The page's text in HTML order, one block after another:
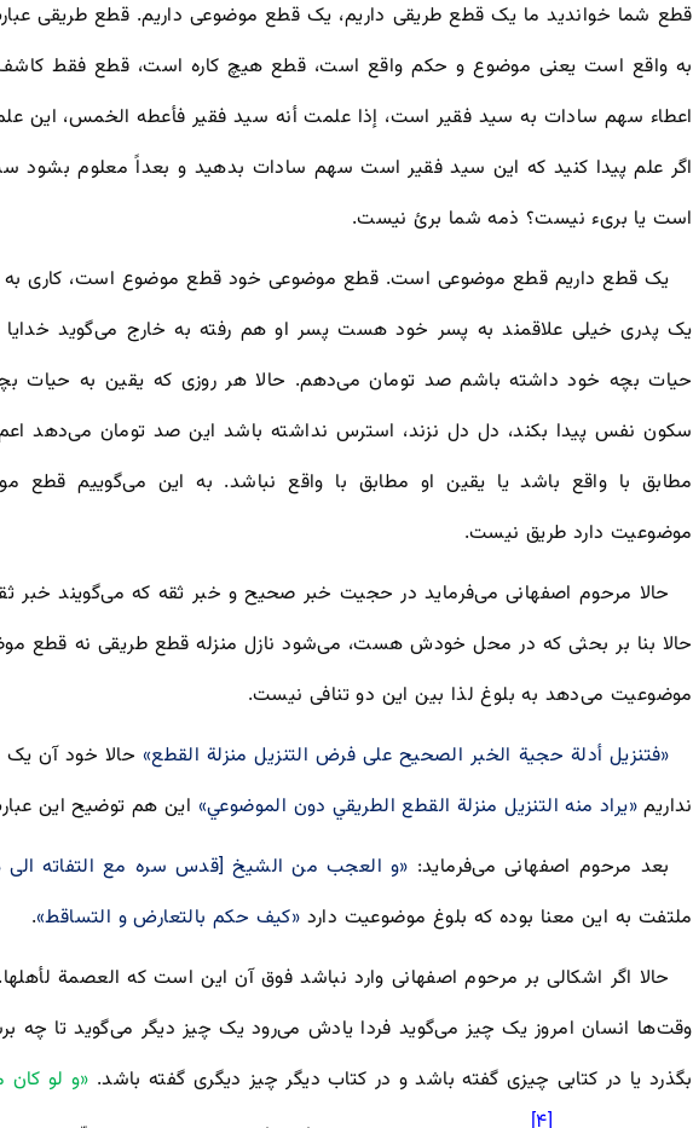
قطع شما خواندید ما یک قطع طریقی داریم، یک قطع موضوعی داریم. قطع طریقی
به واقع است یعنی موضوع و حکم واقع است، قطع هیچ کاره است، قطع فقط
اعطاء سهم سادات به سید فقیر است، إذا علمت أنه سید فقیر فأعطه الخمس، این
اگر علم پیدا کنید که این سید فقیر است سهم سادات بدهید و بعداً معلوم بشود
است یا بریء نیست؟ ذمه شما برئ نیست.
یک قطع داریم قطع موضوعی است. قطع موضوعی خود قطع موضوع است، کاری به
یک پدری خیلی علاقمند به پسر خود هست پسر او هم رفته به خارج می‌گوید
حیات بچه خود داشته باشم صد تومان می‌دهم. حالا هر روزی که یقین به حیات
سکون نفس پیدا بکند، دل دل نزند، استرس نداشته باشد این صد تومان می‌دهد اعم
مطابق با واقع باشد یا یقین او مطابق با واقع نباشد. به این می‌گوییم قطع
موضوعیت دارد طریق نیست.
حالا مرحوم اصفهانی می‌فرماید در حجیت خبر صحیح و خبر ثقه که می‌گویند خبر
حالا بنا بر بحثی که در محل خودش هست، می‌شود نازل منزله قطع طریقی نه قطع
موضوعیت می‌دهد به بلوغ لذا بین این دو تنافی نیست.
«فتنزيل أدلة حجية الخبر الصحيح على فرض التنزيل منزلة القطع» حالا خود آن
نداریم«يراد منه التنزيل منزلة القطع الطريقي دون الموضوعي» این هم توضیح این
بعد مرحوم اصفهانی می‌فرماید: «و العجب من الشیخ [قدس سره مع التفاته الی
ملتفت به این معنا بوده که بلوغ موضوعیت دارد «کیف حکم بالتعارض و التساقط».
حالا اگر اشکالی بر مرحوم اصفهانی وارد نباشد فوق آن این است که العصمة
وقت‌ها انسان امروز یک چیز می‌گوید فردا یادش می‌رود یک چیز دیگر می‌گوید تا چه
بگذرد یا در کتابی چیزی گفته باشد و در کتاب دیگر چیز دیگری گفته باشد. «و لو كان